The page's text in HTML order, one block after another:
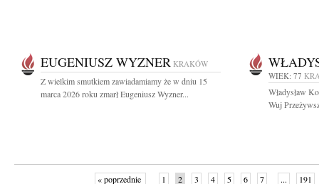
EUGENIUSZ WYZNER KRAKÓW
Z wielkim smutkiem zawiadamiamy że w dniu 15
marca 2026 roku zmarł Eugeniusz Wyzner...
WIEK: 77
Władysław
Wuj
« poprzednie 1 2 3 4 5 6 7 ... 191